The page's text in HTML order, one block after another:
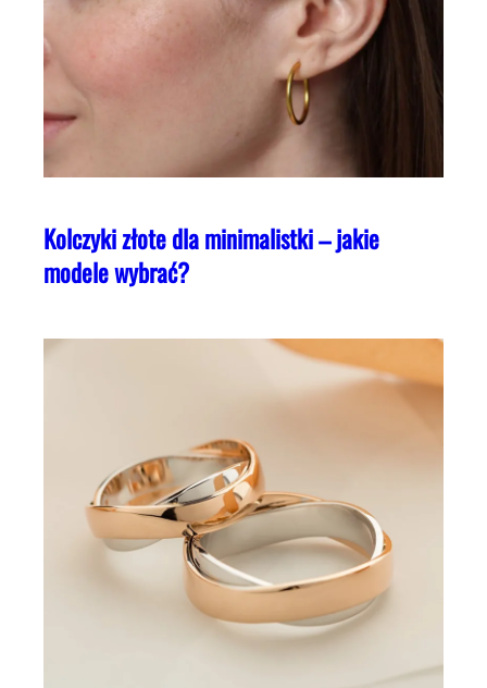
Kolczyki złote dla minimalistki – jakie
modele wybrać?